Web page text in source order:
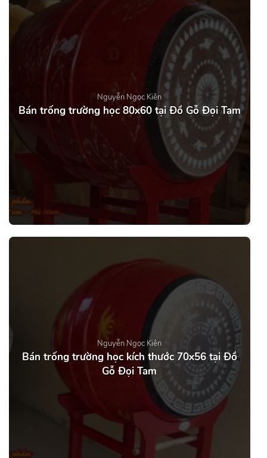
Nguyễn Ngọc Kiên
Bán trống trường học 80x60 tại Đồ Gỗ Đọi Tam
Nguyễn Ngọc Kiên
Bán trống trường học kích thước 70x56 tại Đồ
Gỗ Đọi Tam